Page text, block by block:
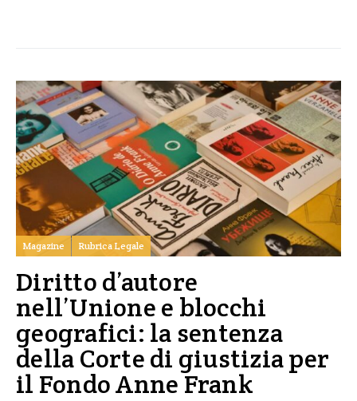
Magazine Rubrica Legale
Diritto d’autore
nell’Unione e blocchi
geografici: la sentenza
della Corte di giustizia per
il Fondo Anne Frank